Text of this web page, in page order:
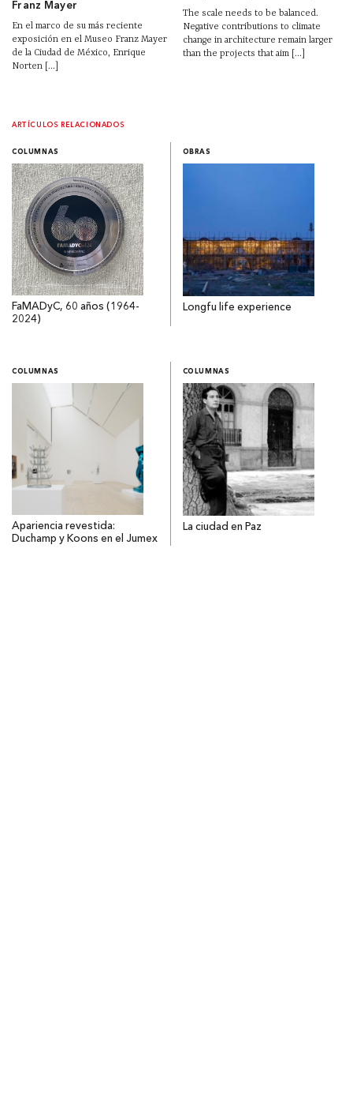
Franz Mayer
En el marco de su más reciente
exposición en el Museo Franz Mayer
de la Ciudad de México, Enrique
Norten [...]
The scale needs to be balanced.
Negative contributions to climate
change in architecture remain larger
than the projects that aim [...]
ARTÍCULOS RELACIONADOS
COLUMNAS
FaMADyC, 60 años (1964-
2024)
OBRAS
Longfu life experience
COLUMNAS
Apariencia revestida:
Duchamp y Koons en el Jumex
COLUMNAS
La ciudad en Paz